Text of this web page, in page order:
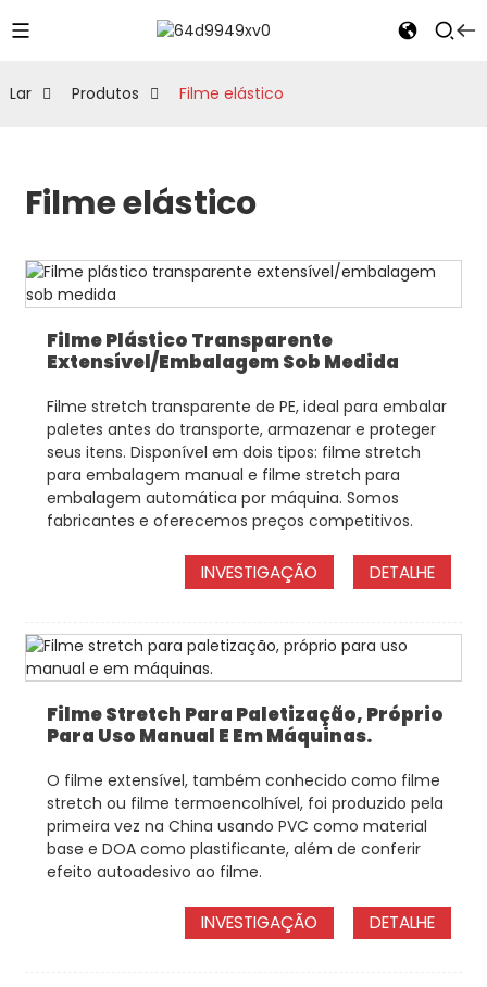
Lar Produtos Filme elástico
Filme elástico
Filme Plástico Transparente
Extensível/embalagem Sob Medida
Filme stretch transparente de PE, ideal para embalar
paletes antes do transporte, armazenar e proteger
seus itens. Disponível em dois tipos: filme stretch
para embalagem manual e filme stretch para
embalagem automática por máquina. Somos
fabricantes e oferecemos preços competitivos.
INVESTIGAÇÃO DETALHE
Filme Stretch Para Paletização, Próprio
Para Uso Manual E Em Máquinas.
O filme extensível, também conhecido como filme
stretch ou filme termoencolhível, foi produzido pela
primeira vez na China usando PVC como material
base e DOA como plastificante, além de conferir
efeito autoadesivo ao filme.
INVESTIGAÇÃO DETALHE